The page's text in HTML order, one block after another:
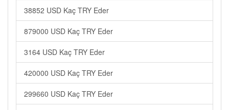
38852 USD Kaç TRY Eder
879000 USD Kaç TRY Eder
3164 USD Kaç TRY Eder
420000 USD Kaç TRY Eder
299660 USD Kaç TRY Eder